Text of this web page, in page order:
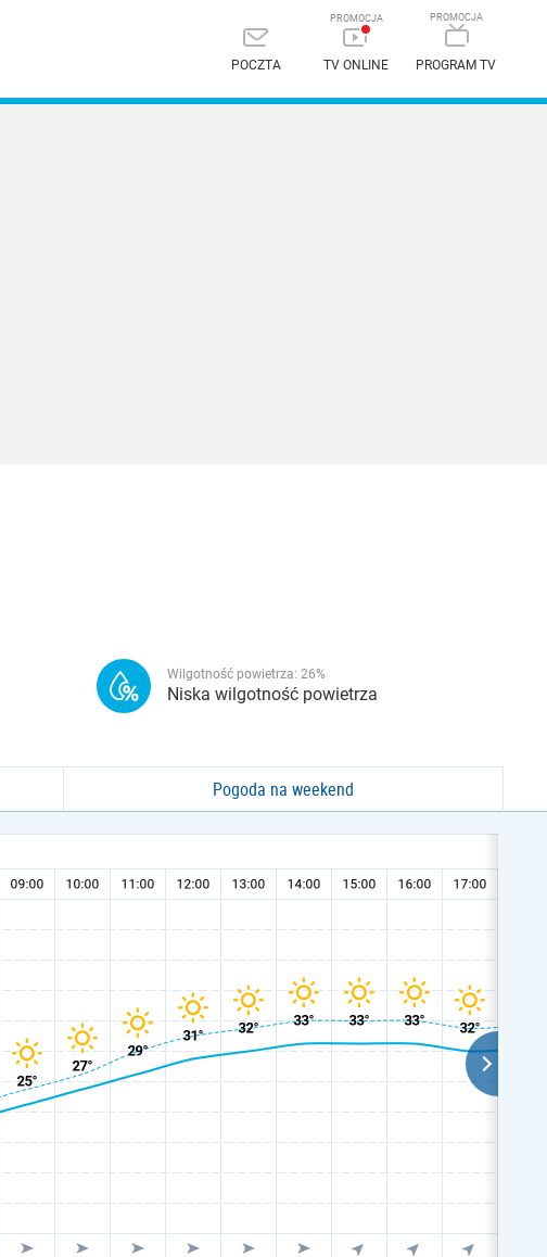
POCZTA TV ONLINE PROGRAM TV
Wilgotność powietrza: 26%
Niska wilgotność powietrza
Pogoda na weekend